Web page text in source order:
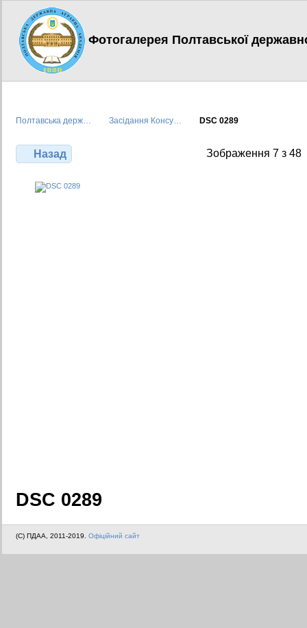
Фотогалерея Полтавської
Полтавська держ… Засідання Консу… DSC 0289
Назад Зображення 7 з 48
DSC 0289
(C) ПДАА, 2011-2019. Офіційний сайт